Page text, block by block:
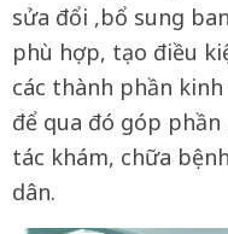
sửa đổi ,bổ sung
phù hợp, tạo điều
các thành phần
để qua đó góp
tác khám, chữa
dân.